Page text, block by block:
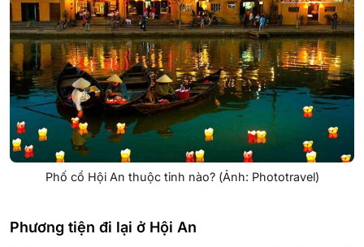
Phố cổ Hội An thuộc tỉnh nào? (Ảnh: Phototravel)
Phương tiện đi lại ở Hội An